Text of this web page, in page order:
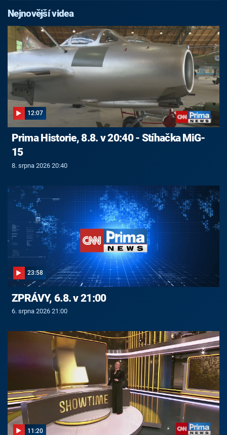
Nejnovější videa
12:07
Prima Historie, 8.8. v 20:40 - Stíhačka MiG-
15
8. srpna 2026 20:40
23:58
ZPRÁVY, 6.8. v 21:00
6. srpna 2026 21:00
11:20